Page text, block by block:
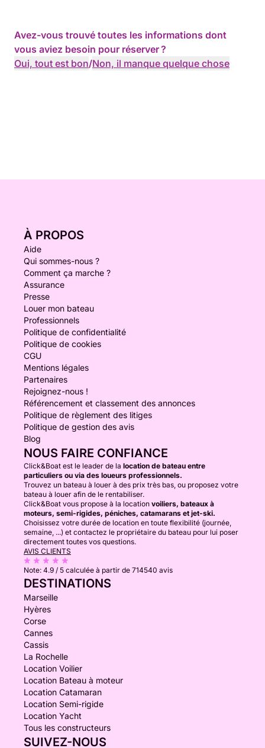
Avez-vous trouvé toutes les informations dont
vous aviez besoin pour réserver ?
Oui, tout est bon/Non, il manque quelque chose
À PROPOS
Aide
Qui sommes-nous ?
Comment ça marche ?
Assurance
Presse
Louer mon bateau
Professionnels
Politique de confidentialité
Politique de cookies
CGU
Mentions légales
Partenaires
Rejoignez-nous !
Référencement et classement des annonces
Politique de règlement des litiges
Politique de gestion des avis
Blog
NOUS FAIRE CONFIANCE
Click&Boat est le leader de la location de bateau entre
particuliers ou via des loueurs professionnels.
Trouvez un bateau à louer à des prix très bas, ou proposez votre
bateau à louer afin de le rentabiliser.
Click&Boat vous propose à la location voiliers, bateaux à
moteurs, semi-rigides, péniches, catamarans et jet-ski.
Choisissez votre durée de location en toute flexibilité (journée,
semaine, ...) et contactez le propriétaire du bateau pour lui poser
directement toutes vos questions.
AVIS CLIENTS
Note: 4.9 / 5 calculée à partir de 714540 avis
DESTINATIONS
Marseille
Hyères
Corse
Cannes
Cassis
La Rochelle
Location Voilier
Location Bateau à moteur
Location Catamaran
Location Semi-rigide
Location Yacht
Tous les constructeurs
SUIVEZ-NOUS